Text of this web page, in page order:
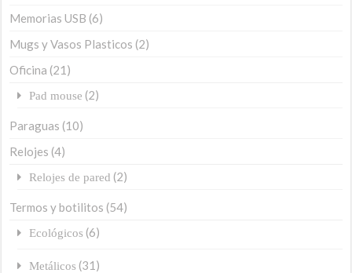
Memorias USB (6)
Mugs y Vasos Plasticos (2)
Oficina (21)
Pad mouse (2)
Paraguas (10)
Relojes (4)
Relojes de pared (2)
Termos y botilitos (54)
Ecológicos (6)
Metálicos (31)